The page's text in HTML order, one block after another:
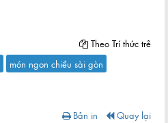
Theo Trí thức trẻ
món ngon chiều sài gòn
Bản in Quay lại